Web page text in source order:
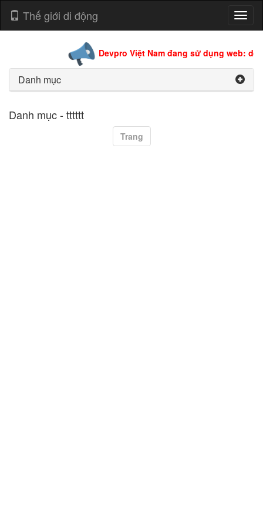
Thế giới di động
Devpro Việt Nam đang sử dụng web:
Danh mục
Danh mục - tttttt
Trang